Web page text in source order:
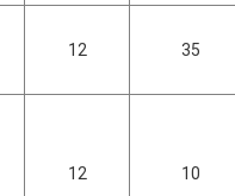
12 35
12 10